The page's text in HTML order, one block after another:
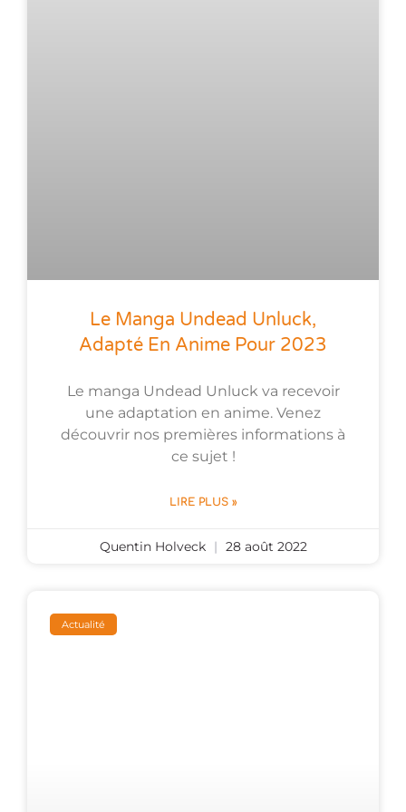
Le Manga Undead Unluck,
Adapté En Anime Pour 2023
Le manga Undead Unluck va recevoir
une adaptation en anime. Venez
découvrir nos premières informations à
ce sujet !
LIRE PLUS »
Quentin Holveck 28 août 2022
Actualité